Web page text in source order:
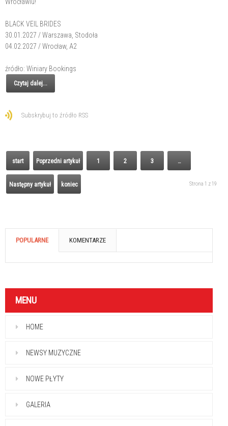
Wrocławiu!
BLACK VEIL BRIDES
30.01.2027 / Warszawa, Stodoła
04.02.2027 / Wrocław, A2
źródło: Winiary Bookings
Czytaj dalej...
Subskrybuj to źródło RSS
start Poprzedni artykuł 1 2 3 …
Następny artykuł koniec Strona 1 z 19
POPULARNE KOMENTARZE
MENU
HOME
NEWSY MUZYCZNE
NOWE PŁYTY
GALERIA